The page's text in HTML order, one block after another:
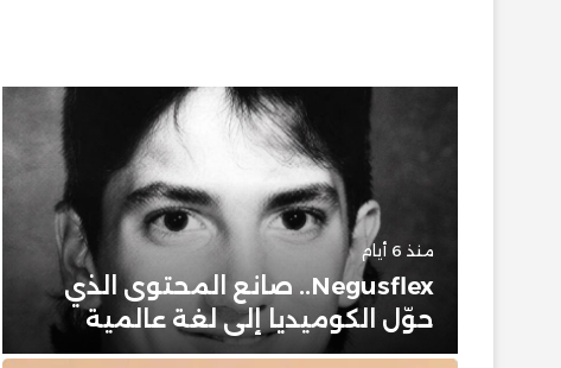
منذ 6 أيام
Negusflex.. صانع المحتوى الذي
حوّل الكوميديا إلى لغة عالمية